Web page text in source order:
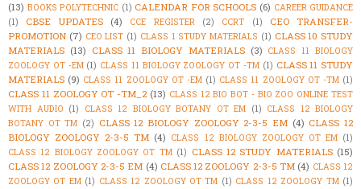
(13) BOOKS POLYTECHNIC (1) CALENDAR FOR SCHOOLS (6) CAREER GUIDANCE
(1)
CBSE UPDATES (4) CCE REGISTER (2) CCRT (1)
CEO TRANSFER-
PROMOTION (7) CEO LIST (1) CLASS 1 STUDY MATERIALS (1) CLASS 10 STUDY
MATERIALS (13) CLASS 11 BIOLOGY MATERIALS (3) CLASS 11 BIOLOGY
ZOOLOGY OT -EM (1) CLASS 11 BIOLOGY ZOOLOGY OT -TM (1) CLASS 11 STUDY
MATERIALS (9) CLASS 11 ZOOLOGY OT -EM (1) CLASS 11 ZOOLOGY OT -TM (1)
CLASS 11 ZOOLOGY OT -TM_2 (13) CLASS 12 BIO BOT - BIO ZOO ONLINE TEST
WITH AUDIO (1) CLASS 12 BIOLOGY BOTANY OT EM (1) CLASS 12 BIOLOGY
BOTANY OT TM (2) CLASS 12 BIOLOGY ZOOLOGY 2-3-5 EM (4) CLASS 12
BIOLOGY ZOOLOGY 2-3-5 TM (4) CLASS 12 BIOLOGY ZOOLOGY OT EM (1)
CLASS 12 BIOLOGY ZOOLOGY OT TM (1) CLASS 12 STUDY MATERIALS (15)
CLASS 12 ZOOLOGY 2-3-5 EM (4) CLASS 12 ZOOLOGY 2-3-5 TM (4) CLASS 12
ZOOLOGY OT EM (1) CLASS 12 ZOOLOGY OT TM (1) CLASS 12 ZOOLOGY TM (1)